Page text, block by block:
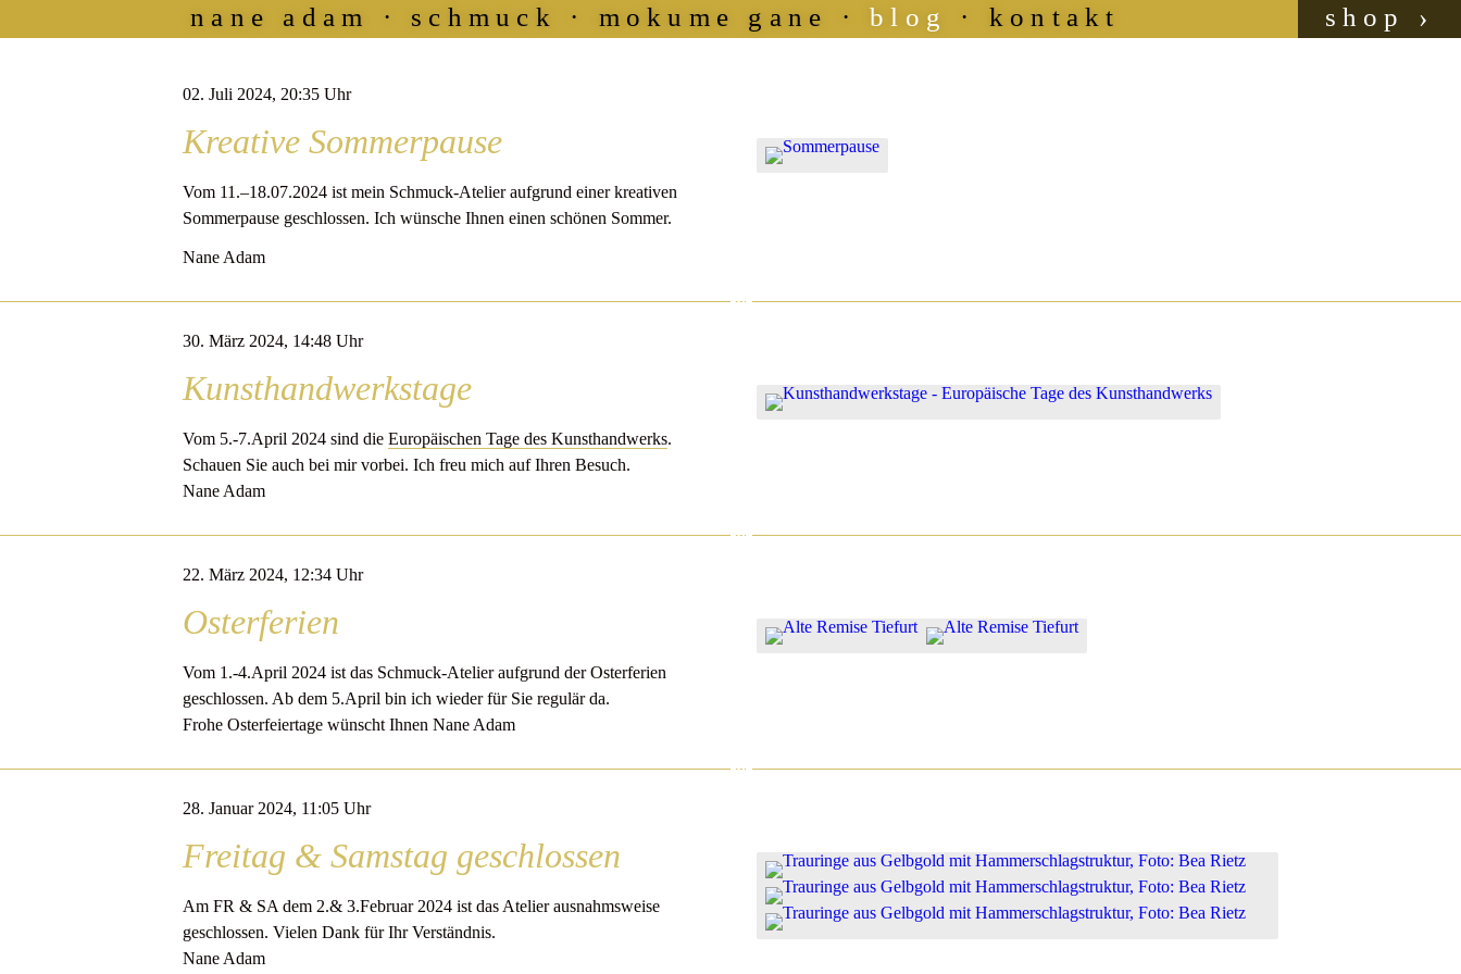
nane adam schmuck mokume gane blog kontakt shop ›
02. Juli 2024, 20:35 Uhr
Kreative Sommerpause
Vom 11.–18.07.2024 ist mein Schmuck-Atelier aufgrund einer kreativen
Sommerpause geschlossen. Ich wünsche Ihnen einen schönen Sommer.
Nane Adam
30. März 2024, 14:48 Uhr
Kunsthandwerkstage
Vom 5.-7.April 2024 sind die Europäischen Tage des Kunsthandwerks.
Schauen Sie auch bei mir vorbei. Ich freu mich auf Ihren Besuch.
Nane Adam
22. März 2024, 12:34 Uhr
Osterferien
Vom 1.-4.April 2024 ist das Schmuck-Atelier aufgrund der Osterferien
geschlossen. Ab dem 5.April bin ich wieder für Sie regulär da.
Frohe Osterfeiertage wünscht Ihnen Nane Adam
28. Januar 2024, 11:05 Uhr
Freitag & Samstag geschlossen
Am FR & SA dem 2.& 3.Februar 2024 ist das Atelier ausnahmsweise
geschlossen. Vielen Dank für Ihr Verständnis.
Nane Adam